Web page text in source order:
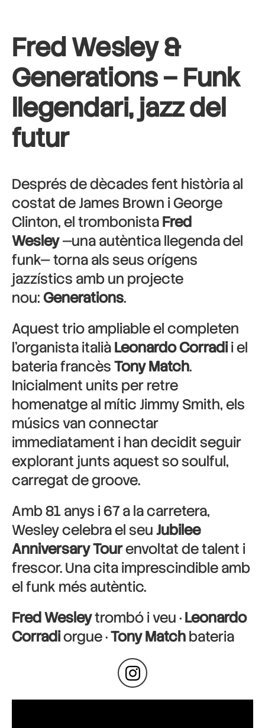
Fred Wesley &
Generations – Funk
llegendari, jazz del
futur
Després de dècades fent història al
costat de James Brown i George
Clinton, el trombonistaFred
Wesley—una autèntica llegenda del
funk— torna als seus orígens
jazzístics amb un projecte
nou:Generations.
Aquest trio ampliable el completen
l’organista italiàLeonardo Corradii el
bateria francèsTony Match.
Inicialment units per retre
homenatge al mític Jimmy Smith, els
músics van connectar
immediatament i han decidit seguir
explorant junts aquest so soulful,
carregat de groove.
Amb 81 anys i 67 a la carretera,
Wesley celebra el seuJubilee
Anniversary Tourenvoltat de talent i
frescor. Una cita imprescindible amb
el funk més autèntic.
Fred Wesleytrombó i veu ·Leonardo
Corradiorgue ·Tony Matchbateria